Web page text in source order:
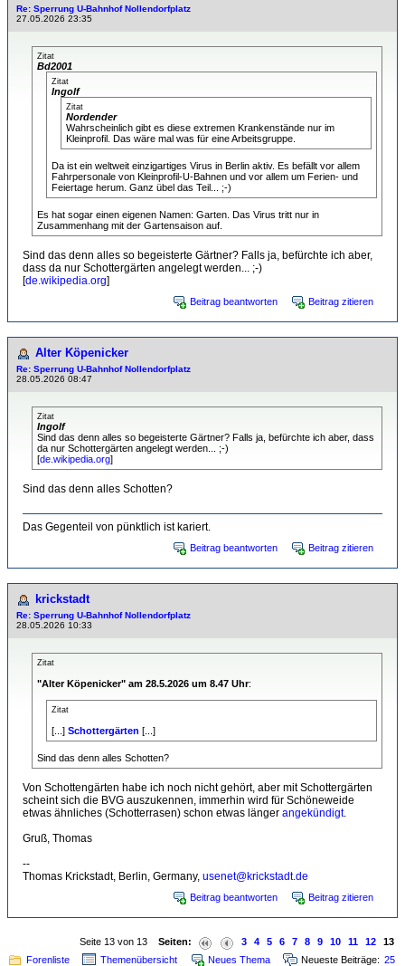
Re: Sperrung U-Bahnhof Nollendorfplatz
27.05.2026 23:35
Zitat
Bd2001
Zitat
Ingolf
Zitat
Nordender
Wahrscheinlich gibt es diese extremen Krankenstände nur im
Kleinprofil. Das wäre mal was für eine Arbeitsgruppe.
Da ist ein weltweit einzigartiges Virus in Berlin aktiv. Es befällt vor allem
Fahrpersonale von Kleinprofil-U-Bahnen und vor allem um Ferien- und
Feiertage herum. Ganz übel das Teil... ;-)
Es hat sogar einen eigenen Namen: Garten. Das Virus tritt nur in
Zusammenhang mit der Gartensaison auf.
Sind das denn alles so begeisterte Gärtner? Falls ja, befürchte ich aber,
dass da nur Schottergärten angelegt werden... ;-)
[de.wikipedia.org]
Beitrag beantworten Beitrag zitieren
Alter Köpenicker
Re: Sperrung U-Bahnhof Nollendorfplatz
28.05.2026 08:47
Zitat
Ingolf
Sind das denn alles so begeisterte Gärtner? Falls ja, befürchte ich aber, dass
da nur Schottergärten angelegt werden... ;-)
[de.wikipedia.org]
Sind das denn alles Schotten?
Das Gegenteil von pünktlich ist kariert.
Beitrag beantworten Beitrag zitieren
krickstadt
Re: Sperrung U-Bahnhof Nollendorfplatz
28.05.2026 10:33
Zitat
"Alter Köpenicker" am 28.5.2026 um 8.47 Uhr:
Zitat
[...] Schottergärten [...]
Sind das denn alles Schotten?
Von Schottengärten habe ich noch nicht gehört, aber mit Schottergärten
scheint sich die BVG auszukennen, immerhin wird für Schöneweide
etwas ähnliches (Schotterrasen) schon etwas länger angekündigt.
Gruß, Thomas
--
Thomas Krickstadt, Berlin, Germany, usenet@krickstadt.de
Beitrag beantworten Beitrag zitieren
Seite 13 von 13 Seiten: 3 4 5 6 7 8 9 10 11 12
13
Forenliste
Themenübersicht Neues Thema Neueste Beiträge: 25